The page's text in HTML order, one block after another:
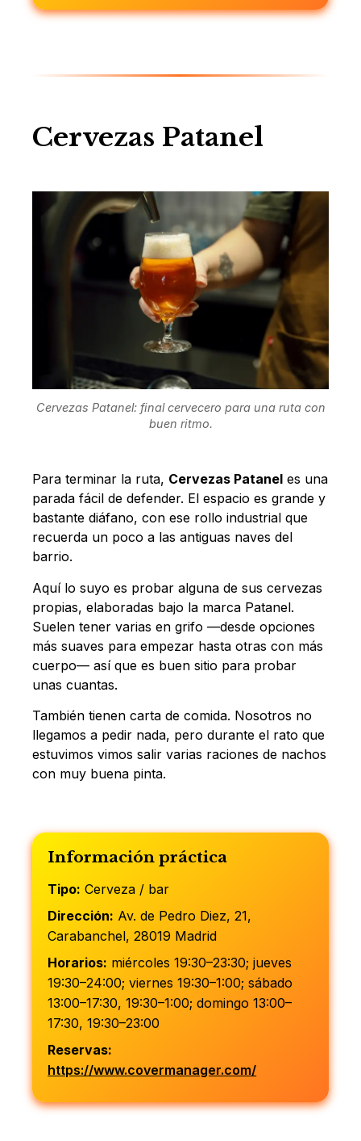
Cervezas Patanel
Cervezas Patanel: final cervecero para una ruta con
buen ritmo.
Para terminar la ruta, Cervezas Patanel es una
parada fácil de defender. El espacio es grande y
bastante diáfano, con ese rollo industrial que
recuerda un poco a las antiguas naves del
barrio.
Aquí lo suyo es probar alguna de sus cervezas
propias, elaboradas bajo la marca Patanel.
Suelen tener varias en grifo —desde opciones
más suaves para empezar hasta otras con más
cuerpo— así que es buen sitio para probar
unas cuantas.
También tienen carta de comida. Nosotros no
llegamos a pedir nada, pero durante el rato que
estuvimos vimos salir varias raciones de nachos
con muy buena pinta.
Información práctica
Tipo: Cerveza / bar
Dirección: Av. de Pedro Diez, 21,
Carabanchel, 28019 Madrid
Horarios: miércoles 19:30–23:30; jueves
19:30–24:00; viernes 19:30–1:00; sábado
13:00–17:30, 19:30–1:00; domingo 13:00–
17:30, 19:30–23:00
Reservas:
https://www.covermanager.com/